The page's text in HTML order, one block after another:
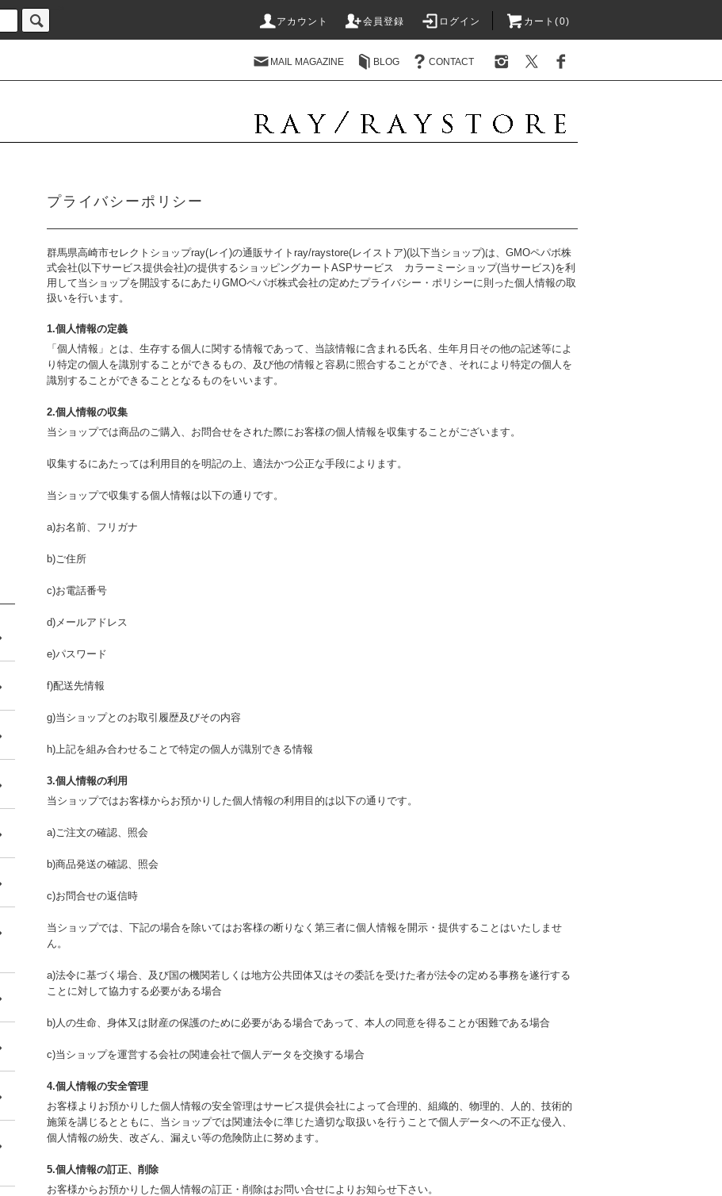
アカウント 会員登録 ログイン カート(0)
MAIL MAGAZINE BLOG CONTACT
プライバシーポリシー
群馬県高崎市セレクトショップray(レイ)の通販サイトray/raystore(レイストア)(以下当ショップ)は、 GMOペパボ株
式会社(以下サービス提供会社)の提供するショッピングカートASPサービス カラーミーショップ(当サービス)を利
用して当ショップを開設するにあたりGMOペパボ株式会社の定めたプライバシー・ポリシーに則った個人情報の取
扱いを行います。
1.個人情報の定義
「個人情報」とは、生存する個人に関する情報であって、当該情報に含まれる氏名、生年月日その他の記述等によ
り特定の個人を識別することができるもの、及び他の情報と容易に照合することができ、それにより特定の個人を
識別することができることとなるものをいいます。
2.個人情報の収集
当ショップでは商品のご購入、お問合せをされた際にお客様の個人情報を収集することがございます。
収集するにあたっては利用目的を明記の上、適法かつ公正な手段によります。
当ショップで収集する個人情報は以下の通りです。
a)お名前、フリガナ
b)ご住所
c)お電話番号
d)メールアドレス
e)パスワード
f)配送先情報
g)当ショップとのお取引履歴及びその内容
h)上記を組み合わせることで特定の個人が識別できる情報
3.個人情報の利用
当ショップではお客様からお預かりした個人情報の利用目的は以下の通りです。
a)ご注文の確認、照会
b)商品発送の確認、照会
c)お問合せの返信時
当ショップでは、下記の場合を除いてはお客様の断りなく第三者に個人情報を開示・提供することはいたしませ
ん。
a)法令に基づく場合、及び国の機関若しくは地方公共団体又はその委託を受けた者が法令の定める事務を遂行する
ことに対して協力する必要がある場合
b)人の生命、身体又は財産の保護のために必要がある場合であって、本人の同意を得ることが困難である場合
c)当ショップを運営する会社の関連会社で個人データを交換する場合
4.個人情報の安全管理
お客様よりお預かりした個人情報の安全管理はサービス提供会社によって合理的、組織的、物理的、人的、技術的
施策を講じるとともに、当ショップでは関連法令に準じた適切な取扱いを行うことで個人データへの不正な侵入、
個人情報の紛失、改ざん、漏えい等の危険防止に努めます。
5.個人情報の訂正、削除
お客様からお預かりした個人情報の訂正・削除はお問い合せによりお知らせ下さい。